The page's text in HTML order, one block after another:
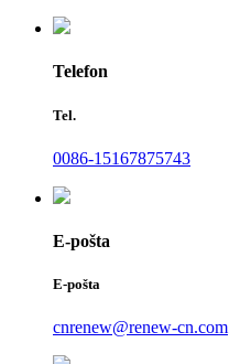
Telefon
Tel.
0086-15167875743
E-pošta
E-pošta
cnrenew@renew-cn.com